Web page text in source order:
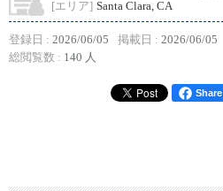
[エリア] Santa Clara, CA
登録日 : 2026/06/05 掲載日 : 2026/06/05
総閲覧数 : 140 人
Share